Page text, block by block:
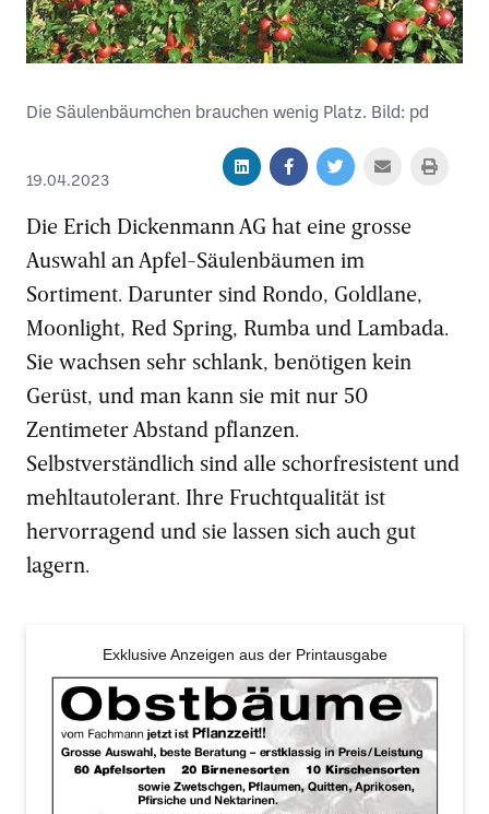
Die Säulenbäumchen brauchen wenig Platz. Bild: pd
19.04.2023
Die Erich Dickenmann AG hat eine grosse
Auswahl an Apfel-Säulenbäumen im
Sortiment. Darunter sind Rondo, Goldlane,
Moonlight, Red Spring, Rumba und Lambada.
Sie wachsen sehr schlank, benötigen kein
Gerüst, und man kann sie mit nur 50
Zentimeter Abstand pflanzen.
Selbstverständlich sind alle schorfresistent und
mehltautolerant. Ihre Fruchtqualität ist
hervorragend und sie lassen sich auch gut
lagern.
Exklusive Anzeigen aus der Printausgabe